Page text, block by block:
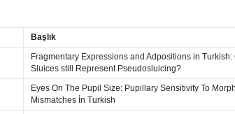
Başlık
Fragmentary Expressions and Adpositions in Turkish:
Sluices still Represent Pseudosluicing?
Eyes On The Pupil Size: Pupillary Sensitivity To
Mismatches İn Turkish